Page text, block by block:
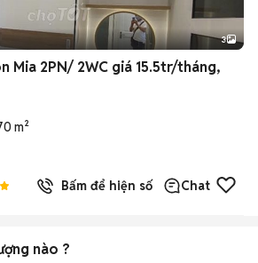
3
Mia 2PN/ 2WC giá 15.5tr/tháng,
m²
Bấm để hiện số Chat
nào ?